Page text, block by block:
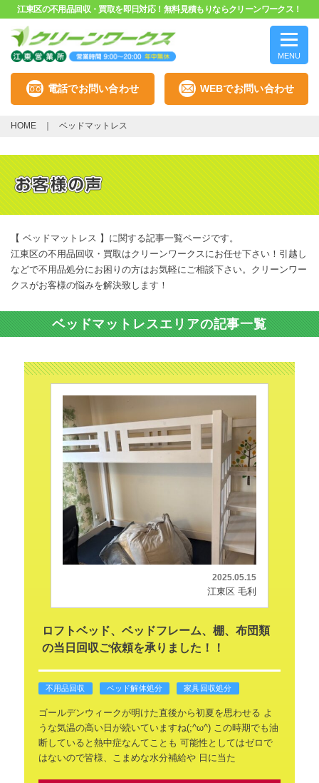
江東区の不用品回収・買取を即日対応！無料見積もりならクリーンワークス！
MENU
電話でお問い合わせ WEBでお問い合わせ
HOME ベッドマットレス
【 ベッドマットレス 】に関する記事一覧ページです。
江東区の不用品回収・買取はクリーンワークスにお任せ下さい！引越し
などで不用品処分にお困りの方はお気軽にご相談下さい。クリーンワー
クスがお客様の悩みを解決致します！
ベッドマットレスエリアの記事一覧
2025.05.15
江東区 毛利
ロフトベッド、ベッドフレーム、棚、布団類
の当日回収ご依頼を承りました！！
不用品回収 ベッド解体処分 家具回収処分
ゴールデンウィークが明けた直後から初夏を思わせる よ
うな気温の高い日が続いていますね(;^ω^) この時期でも油
断していると熱中症なんてことも 可能性としてはゼロで
はないので皆様、こまめな水分補給や日に当た